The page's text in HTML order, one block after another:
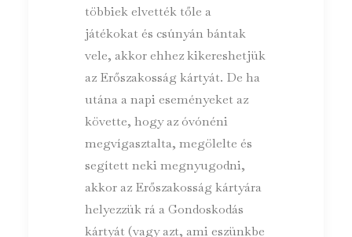
többiek elvették tőle a
játékokat és csúnyán bántak
vele, akkor ehhez kikereshetjük
az Erőszakosság kártyát. De ha
utána a napi eseményeket az
követte, hogy az óvónéni
megvígasztalta, megölelte és
segített neki megnyugodni,
akkor az Erőszakosság kártyára
helyezzük rá a Gondoskodás
kártyát (vagy azt, ami eszünkbe